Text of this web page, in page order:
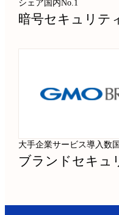
シェア国内No.1
暗号セキュリテ
大手企業サービス導入数
ブランドセキュ